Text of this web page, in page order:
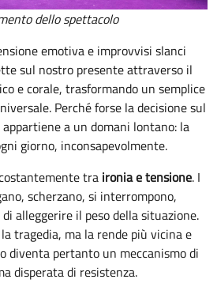
dello spettacolo
emotiva e improvvisi slanci
sul nostro presente attraverso il
e corale, trasformando un semplice
Perché forse la decisione sul
a un domani lontano: la
giorno, inconsapevolmente.
tra ironia e tensione. I
scherzano, si interrompono,
alleggerire il peso della situazione.
tragedia, ma la rende più vicina e
diventa pertanto un meccanismo di
disperata di resistenza.